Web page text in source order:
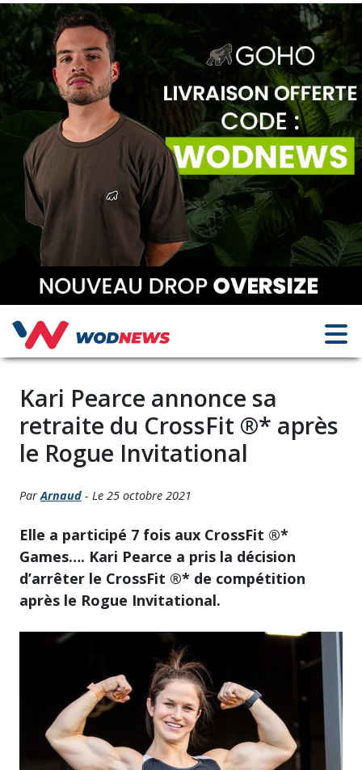
Kari Pearce annonce sa
retraite du CrossFit ®* après
le Rogue Invitational
ParArnaud - Le 25 octobre 2021
Elle a participé 7 fois aux CrossFit ®*
Games…. Kari Pearce a pris la décision
d’arrêter le CrossFit ®* de compétition
après le Rogue Invitational.